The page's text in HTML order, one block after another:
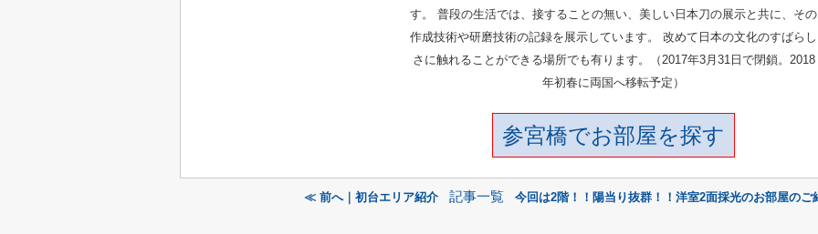
す。 普段の生活では、接することの無い、美しい日本刀の展示と共に、その
作成技術や研磨技術の記録を展示しています。 改めて日本の文化のすばらし
さに触れることができる場所でも有ります。（2017年3月31日で閉鎖。2018
年初春に両国へ移転予定）
参宮橋でお部屋を探す
≪ 前へ｜初台エリア紹介 記事一覧 今回は2階！！陽当り抜群！！洋室2面採光のお部屋の